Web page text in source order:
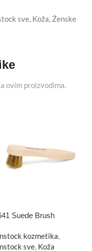
sve Koža Ženske
ovim proizvodima.
Suede Brush
kozmetika
sve Koža